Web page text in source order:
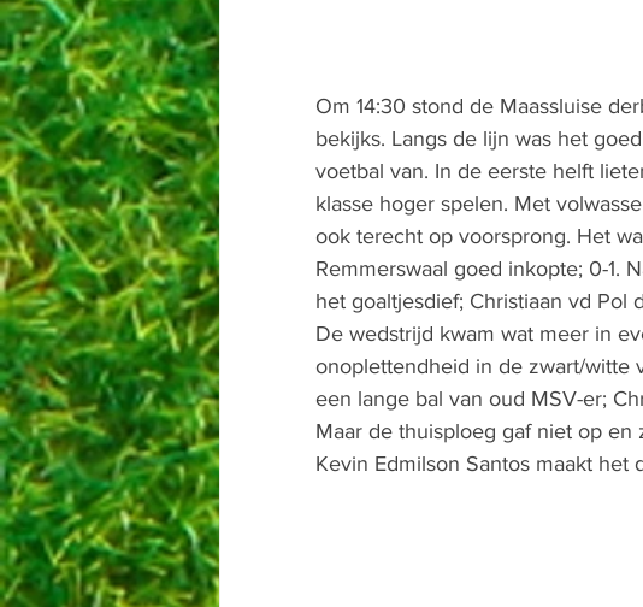
Om 14:30 stond de Maassluise
bekijks. Langs de lijn was het
voetbal van. In de eerste helft
klasse hoger spelen. Met
ook terecht op voorsprong. Het
Remmerswaal goed inkopte; 0-1.
het goaltjesdief; Christiaan vd Pol
De wedstrijd kwam wat meer in
onoplettendheid in de zwart/witte
een lange bal van oud MSV-er;
Maar de thuisploeg gaf niet op
Kevin Edmilson Santos maakt het